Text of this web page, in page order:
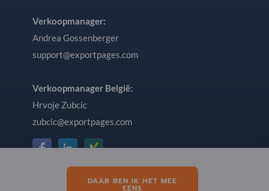
Verkoopmanager:
Andrea Gossenberger
support@exportpages.com
Verkoopmanager België:
Hrvoje Zubcic
zubcic@exportpages.com
DAAR BEN IK HET MEE
EENS